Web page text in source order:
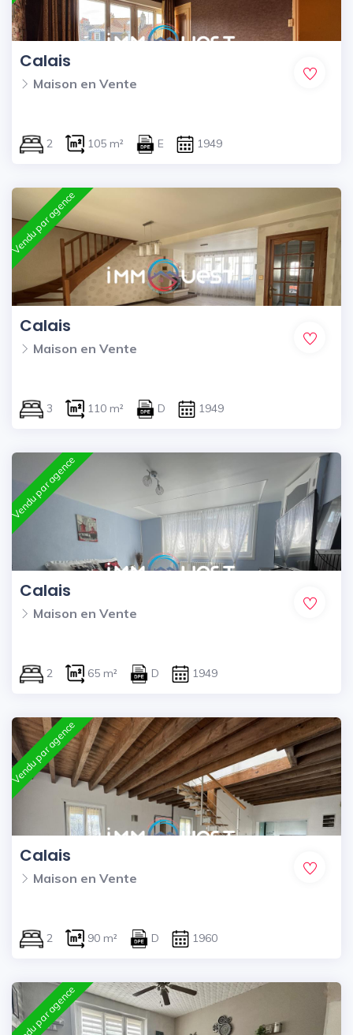
Calais
Maison en Vente
2 105 m² E 1949
Vendu par agence
Calais
Maison en Vente
3 110 m² D 1949
Vendu par agence
Calais
Maison en Vente
2 65 m² D 1949
Vendu par agence
Calais
Maison en Vente
2 90 m² D 1960
Vendu par agence